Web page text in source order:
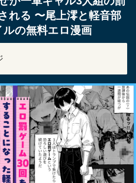
れる 〜尾上澪と軽音部
ルの無料エロ漫画